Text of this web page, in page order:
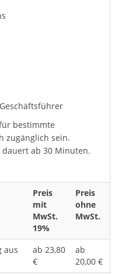
bestimmte
zugänglich sein.
ab 30 Minuten.
Preis
mit
MwSt.
19%
Preis
ohne
MwSt.
aus
ab 23,80
€
ab
20,00 €